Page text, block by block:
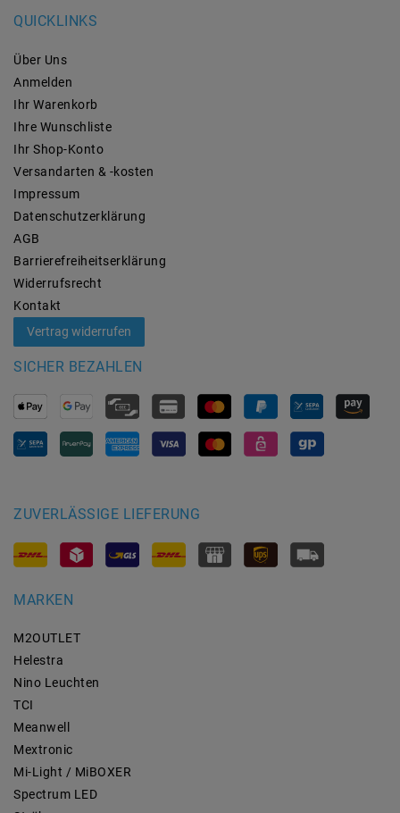
QUICKLINKS
Über Uns
Anmelden
Ihr Warenkorb
Ihre Wunschliste
Ihr Shop-Konto
Versandarten & -kosten
Impressum
Daten­schutz­erklärung
AGB
Barrierefreiheitserklärung
Widerrufs­recht
Kontakt
Vertrag widerrufen
SICHER BEZAHLEN
ZUVERLÄSSIGE LIEFERUNG
MARKEN
M2OUTLET
Helestra
Nino Leuchten
TCI
Meanwell
Mextronic
Mi-Light / MiBOXER
Spectrum LED